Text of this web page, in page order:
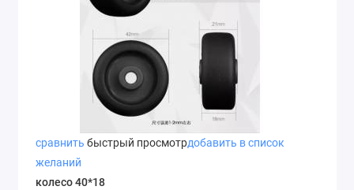
сравнить быстрый просмотрдобавить в список
желаний
колесо 40*18